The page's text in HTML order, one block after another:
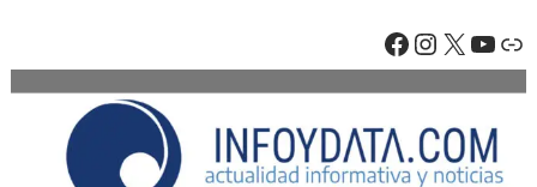
content
Facebook
X